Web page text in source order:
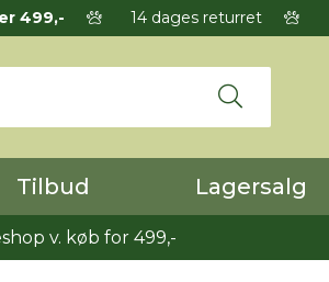
499,- 14 dages returret
Tilbud Lagersalg
v. køb for 499,-